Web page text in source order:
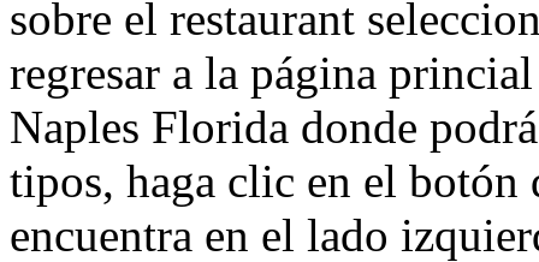
sobre el restaurant
regresar a la página
Naples Florida donde
tipos, haga clic en el botón
encuentra en el lado